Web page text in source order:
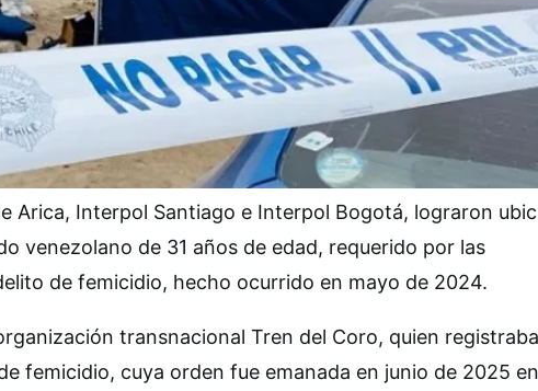
Arica, Interpol Santiago e Interpol Bogotá, lograron
venezolano de 31 años de edad, requerido por las
de femicidio, hecho ocurrido en mayo de 2024.
transnacional Tren del Coro, quien
femicidio, cuya orden fue emanada en junio de 2025